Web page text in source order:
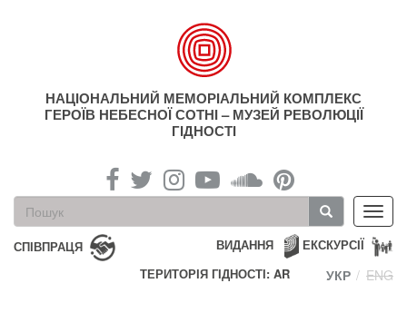
НАЦІОНАЛЬНИЙ МЕМОРІАЛЬНИЙ КОМПЛЕКС
ГЕРОЇВ НЕБЕСНОЇ СОТНІ – МУЗЕЙ РЕВОЛЮЦІЇ
ГІДНОСТІ
Пошукова
форма
Пошук
СПІВПРАЦЯ ЕКСКУРСІЇ
ВИДАННЯ
ТЕРИТОРІЯ ГІДНОСТІ: AR
УКР ENG